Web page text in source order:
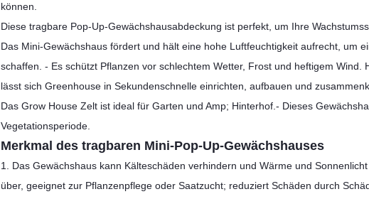
können.
Diese tragbare Pop-Up-Gewächshausabdeckung ist perfekt, um Ihre
Das Mini-Gewächshaus fördert und hält eine hohe Luftfeuchtigkeit aufrecht, um
schaffen. - Es schützt Pflanzen vor schlechtem Wetter, Frost und heftigem Wind.
lässt sich Greenhouse in Sekundenschnelle einrichten, aufbauen und
Das Grow House Zelt ist ideal für Garten und Amp; Hinterhof.- Dieses
Vegetationsperiode.
Merkmal des tragbaren Mini-Pop-Up-Gewächshauses
1. Das Gewächshaus kann Kälteschäden verhindern und Wärme und
über, geeignet zur Pflanzenpflege oder Saatzucht; reduziert Schäden durch